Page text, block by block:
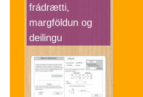
frádrætti,
margföldun og
deilingu